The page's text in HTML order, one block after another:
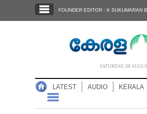
NOTIFIED NEWS
FOUNDER EDITOR : K SUKUMARAN
SATURDAY, 08
LATEST AUDIO KERALA